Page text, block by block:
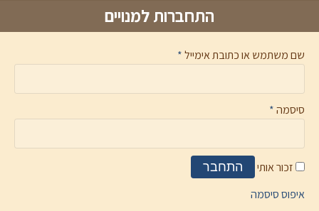
התחברות למנויים
שם משתמש או כתובת אימייל*
סיסמה*
זכור אותי התחבר
איפוס סיסמה